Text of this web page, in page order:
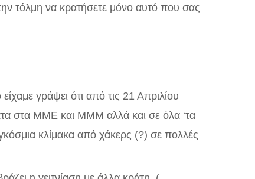
τόλμη να κρατήσετε μόνο αυτό που σας
γράψει ότι από τις 21 Απριλίου
στα ΜΜΕ και ΜΜΜ αλλά και σε όλα ‘τα
κλίμακα από χάκερς (?) σε πολλές